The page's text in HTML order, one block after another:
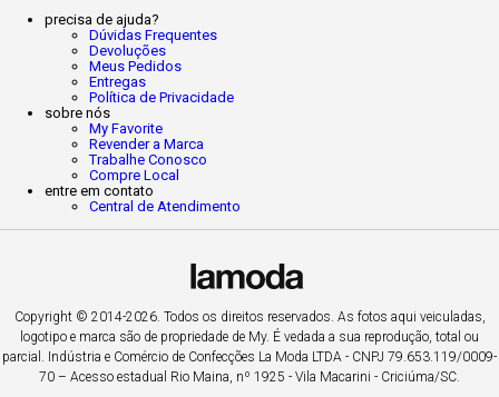
precisa de ajuda?
Dúvidas Frequentes
Devoluções
Meus Pedidos
Entregas
Política de Privacidade
sobre nós
My Favorite
Revender a Marca
Trabalhe Conosco
Compre Local
entre em contato
Central de Atendimento
Copyright © 2014-2026. Todos os direitos reservados. As fotos aqui veiculadas,
logotipo e marca são de propriedade de My. É vedada a sua reprodução, total ou
parcial. Indústria e Comércio de Confecções La Moda LTDA - CNPJ 79.653.119/0009-
70 – Acesso estadual Rio Maina, nº 1925 - Vila Macarini - Criciúma/SC.